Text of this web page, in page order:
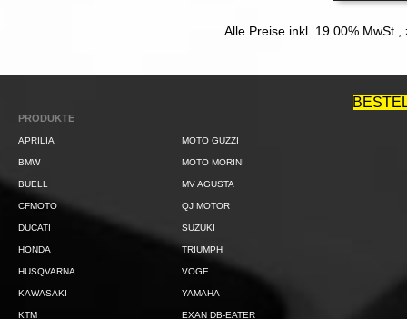
Alle Preise inkl. 19.00% MwSt.,
PRODUKTE
APRILIA
BMW
BUELL
CFMOTO
DUCATI
HONDA
HUSQVARNA
KAWASAKI
KTM
MOTO GUZZI
MOTO MORINI
MV AGUSTA
QJ MOTOR
SUZUKI
TRIUMPH
VOGE
YAMAHA
EXAN DB-EATER